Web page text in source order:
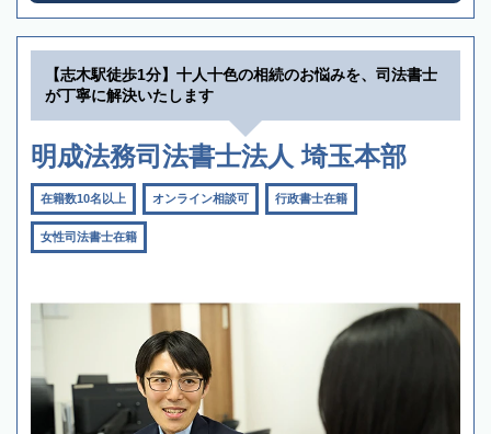
【志木駅徒歩1分】十人十色の相続のお悩みを、司法書士
が丁寧に解決いたします
明成法務司法書士法人 埼玉本部
在籍数10名以上 オンライン相談可 行政書士在籍
女性司法書士在籍